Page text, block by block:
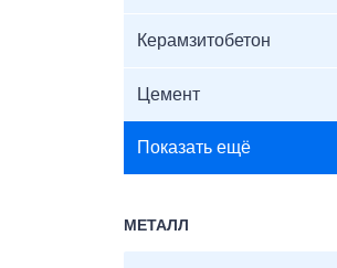
Керамзитобетон
Цемент
Показать ещё
МЕТАЛЛ